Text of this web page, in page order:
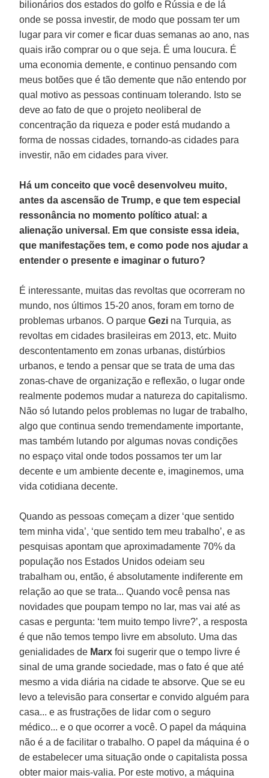
bilionários dos estados do golfo e Rússia e de lá
onde se possa investir, de modo que possam ter um
lugar para vir comer e ficar duas semanas ao ano, nas
quais irão comprar ou o que seja. É uma loucura. É
uma economia demente, e continuo pensando com
meus botões que é tão demente que não entendo por
qual motivo as pessoas continuam tolerando. Isto se
deve ao fato de que o projeto neoliberal de
concentração da riqueza e poder está mudando a
forma de nossas cidades, tornando-as cidades para
investir, não em cidades para viver.
Há um conceito que você desenvolveu muito,
antes da ascensão de Trump, e que tem especial
ressonância no momento político atual: a
alienação universal. Em que consiste essa ideia,
que manifestações tem, e como pode nos ajudar a
entender o presente e imaginar o futuro?
É interessante, muitas das revoltas que ocorreram no
mundo, nos últimos 15-20 anos, foram em torno de
problemas urbanos. O parqueGezi na Turquia, as
revoltas em cidades brasileiras em 2013, etc. Muito
descontentamento em zonas urbanas, distúrbios
urbanos, e tendo a pensar que se trata de uma das
zonas-chave de organização e reflexão, o lugar onde
realmente podemos mudar a natureza do capitalismo.
Não só lutando pelos problemas no lugar de trabalho,
algo que continua sendo tremendamente importante,
mas também lutando por algumas novas condições
no espaço vital onde todos possamos ter um lar
decente e um ambiente decente e, imaginemos, uma
vida cotidiana decente.
Quando as pessoas começam a dizer ‘que sentido
tem minha vida’, ‘que sentido tem meu trabalho’, e as
pesquisas apontam que aproximadamente 70% da
população nos Estados Unidos odeiam seu
trabalham ou, então, é absolutamente indiferente em
relação ao que se trata... Quando você pensa nas
novidades que poupam tempo no lar, mas vai até as
casas e pergunta: ‘tem muito tempo livre?’, a resposta
é que não temos tempo livre em absoluto. Uma das
genialidades de Marx foi sugerir que o tempo livre é
sinal de uma grande sociedade, mas o fato é que até
mesmo a vida diária na cidade te absorve. Que se eu
levo a televisão para consertar e convido alguém para
casa... e as frustrações de lidar com o seguro
médico... e o que ocorrer a você. O papel da máquina
não é a de facilitar o trabalho. O papel da máquina é o
de estabelecer uma situação onde o capitalista possa
obter maior mais-valia. Por este motivo, a máquina